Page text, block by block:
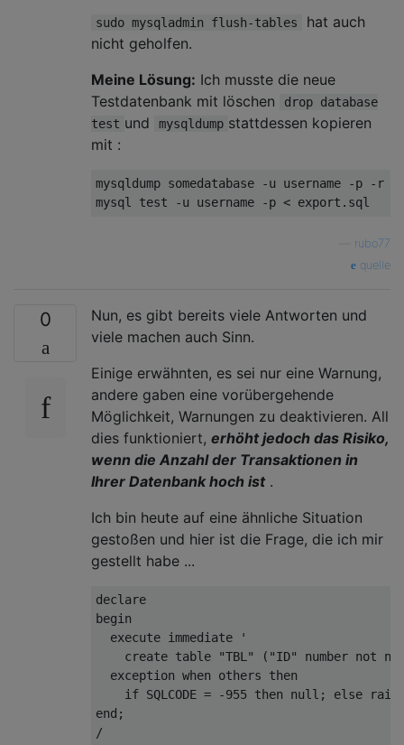
sudo mysqladmin flush-tables
hat auch
nicht geholfen.
Meine Lösung: Ich musste die neue
Testdatenbank mit löschen
drop database
test und mysqldump stattdessen kopieren
mit :
mysqldump somedatabase -u username -p -r
rubo77
quelle
0
Nun, es gibt bereits viele Antworten und
viele machen auch Sinn.
Einige erwähnten, es sei nur eine Warnung,
andere gaben eine vorübergehende
Möglichkeit, Warnungen zu deaktivieren. All
dies funktioniert, erhöht jedoch das Risiko,
wenn die Anzahl der Transaktionen in
Ihrer Datenbank hoch ist .
Ich bin heute auf eine ähnliche Situation
gestoßen und hier ist die Frage, die ich mir
gestellt habe ...
declare
begin
execute immediate
'
create table "TBL" ("ID" number not
  exception when others then
if SQLCODE = -955 then null; else
end ;